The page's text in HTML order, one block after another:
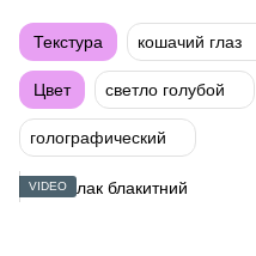
Текстура кошачий глаз
Цвет светло голубой
голографический
VIDEO